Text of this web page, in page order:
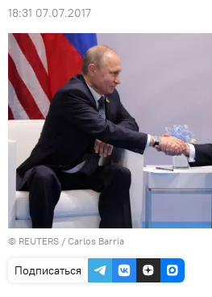
18:31 07.07.2017
© REUTERS / Carlos Barria
Подписаться